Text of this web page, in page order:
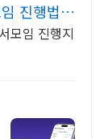
진행법
모임 진행지